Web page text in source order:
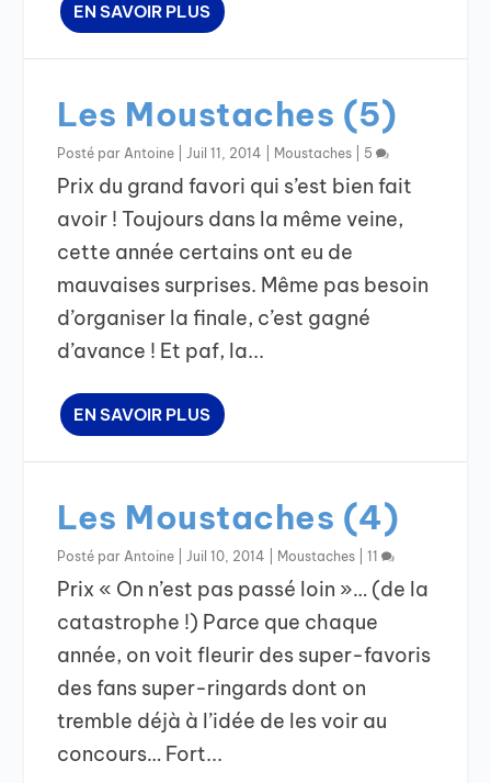
EN SAVOIR PLUS
Les Moustaches (5)
Posté parAntoine |Juil 11, 2014 Moustaches 5
Prix du grand favori qui s’est bien fait
avoir ! Toujours dans la même veine,
cette année certains ont eu de
mauvaises surprises. Même pas besoin
d’organiser la finale, c’est gagné
d’avance ! Et paf, la...
EN SAVOIR PLUS
Les Moustaches (4)
Posté parAntoine |Juil 10, 2014 Moustaches |11
Prix « On n’est pas passé loin »… (de la
catastrophe !) Parce que chaque
année, on voit fleurir des super-favoris
des fans super-ringards dont on
tremble déjà à l’idée de les voir au
concours… Fort...